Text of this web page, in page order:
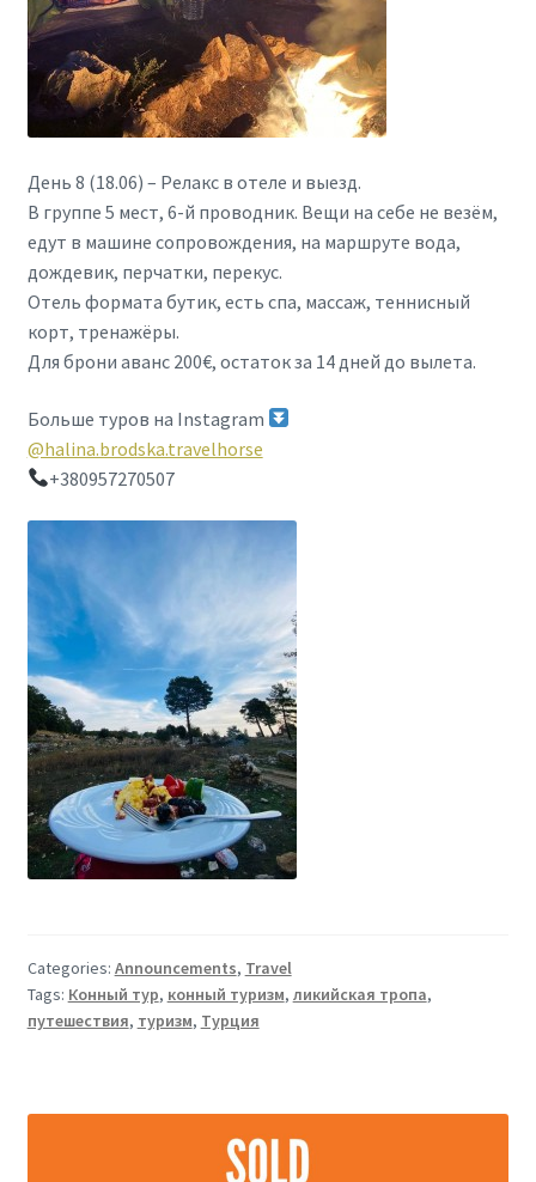
День 8 (18.06) – Релакс в отеле и выезд.
В группе 5 мест, 6-й проводник. Вещи на себе не везём,
едут в машине сопровождения, на маршруте вода,
дождевик, перчатки, перекус.
Отель формата бутик, есть спа, массаж, теннисный
корт, тренажёры.
Для брони аванс 200€, остаток за 14 дней до вылета.
Больше туров на Instagram
@halina.brodska.travelhorse
+380957270507
Categories: Announcements, Travel
Tags: Конный тур, конный туризм, ликийская тропа,
путешествия, туризм, Турция